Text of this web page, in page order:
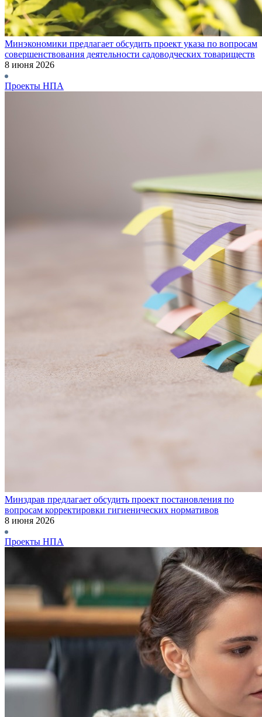
Минэкономики предлагает обсудить проект указа по вопросам
совершенствования деятельности садоводческих товариществ
8 июня 2026
Проекты НПА
Минздрав предлагает обсудить проект постановления по
вопросам корректировки гигиенических нормативов
8 июня 2026
Проекты НПА